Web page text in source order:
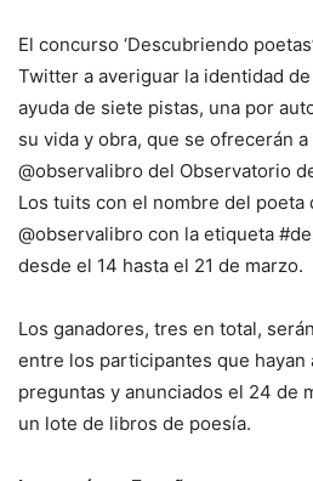
El concurso ‘Descubriendo
Twitter a averiguar la identidad
ayuda de siete pistas, una por
su vida y obra, que se ofrecerán
@observalibro del Observatorio
Los tuits con el nombre del poeta
@observalibro con la etiqueta
desde el 14 hasta el 21 de marzo.
Los ganadores, tres en total,
entre los participantes que hayan
preguntas y anunciados el 24 de
un lote de libros de poesía.